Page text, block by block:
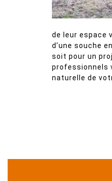
de leur espace
d’une souche
soit pour un
professionnels
naturelle de